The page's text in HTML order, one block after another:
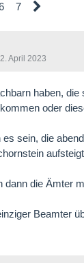
7
2. April 2023
haben,
oder
es sein, die
dann die Ämter
Beamter